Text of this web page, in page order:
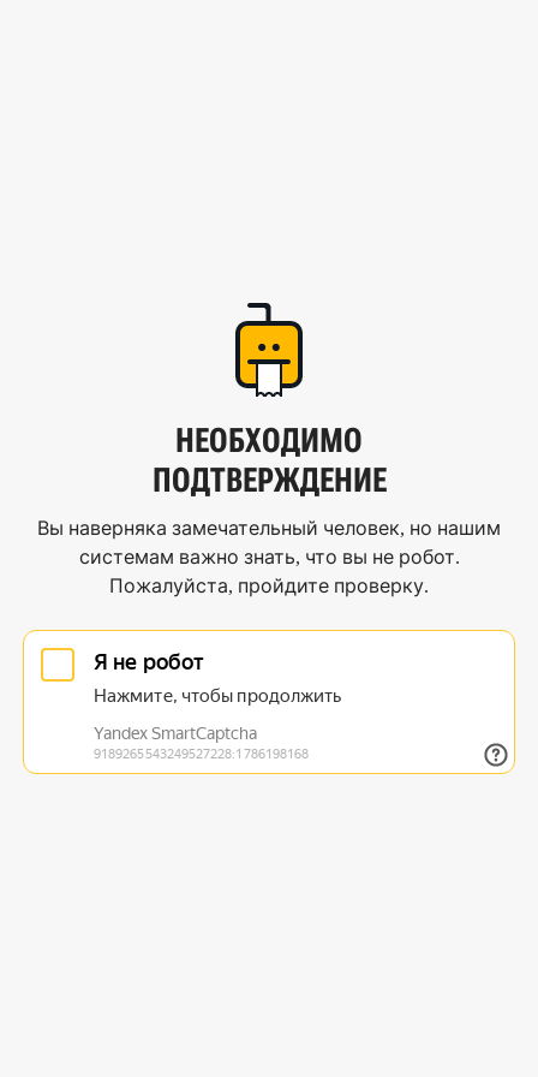
НЕОБХОДИМО
ПОДТВЕРЖДЕНИЕ
Вы наверняка замечательный человек, но нашим
системам важно знать, что вы не робот.
Пожалуйста, пройдите проверку.